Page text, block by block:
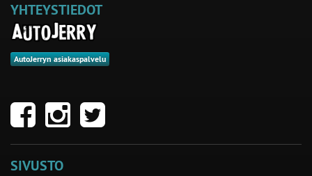
YHTEYSTIEDOT
AutoJerryn asiakaspalvelu
SIVUSTO